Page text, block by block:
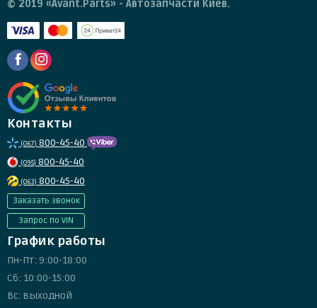
© 2019 «Avant.Parts» - Автозапчасти Киев.
Контакты
(067) 800-45-40
(095) 800-45-40
(063) 800-45-40
Заказать звонок
Запрос по VIN
График работы
Пн-Пт: 9:00-18:00
Сб: 10:00-15:00
Вс: выходной